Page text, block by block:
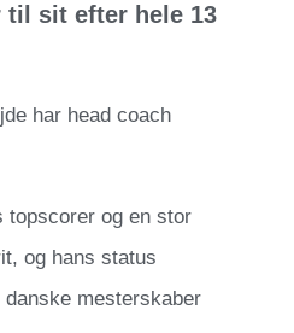
til sit efter hele 13
har head coach
topscorer og en stor
og hans status
mesterskaber